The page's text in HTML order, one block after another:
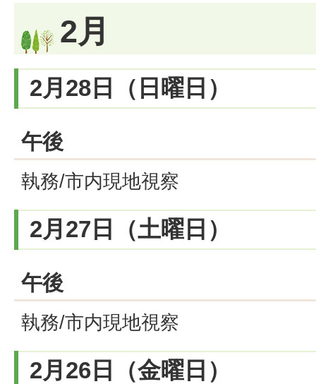
2月
2月28日（日曜日）
午後
執務/市内現地視察
2月27日（土曜日）
午後
執務/市内現地視察
2月26日（金曜日）